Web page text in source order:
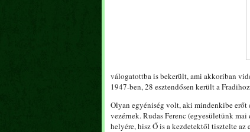
válogatottba is bekerült, ami akkoriban
1947-ben, 28 esztendősen került a
Olyan egyéniség volt, aki mindenkibe
vezérnek. Rudas Ferenc (egyesületünk
helyére, hisz Ő is a kezdetektől tisztelte az